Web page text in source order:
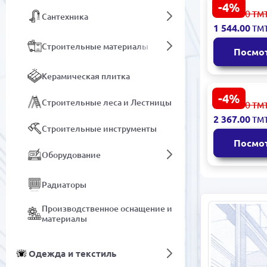
Сантехника
Строительные материалы
Керамическая плитка
Строительные леса и Лестницы
Строительные инструменты
Оборудование
Радиаторы
Производственное оснащение и
материалы
Одежда и текстиль
-4%
Haier ES-
White |
1 622.00
1 544.00
-4%
Haier ES-
100L White |
2 486.00
2 367.00